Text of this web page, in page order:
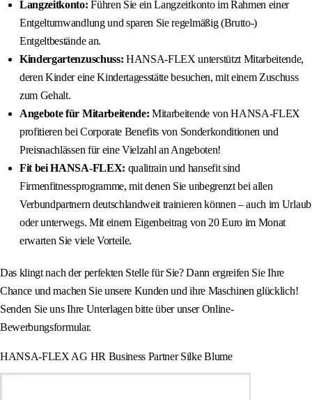
Langzeitkonto: Führen Sie ein Langzeitkonto im Rahmen einer
Entgeltumwandlung und sparen Sie regelmäßig (Brutto-)
Entgeltbestände an.
Kindergartenzuschuss: HANSA-FLEX unterstützt Mitarbeitende,
deren Kinder eine Kindertagesstätte besuchen, mit einem Zuschuss
zum Gehalt.
Angebote für Mitarbeitende: Mitarbeitende von HANSA-FLEX
profitieren bei Corporate Benefits von Sonderkonditionen und
Preisnachlässen für eine Vielzahl an Angeboten!
Fit bei HANSA-FLEX: qualitrain und hansefit sind
Firmenfitnessprogramme, mit denen Sie unbegrenzt bei allen
Verbundpartnern deutschlandweit trainieren können – auch im Urlaub
oder unterwegs. Mit einem Eigenbeitrag von 20 Euro im Monat
erwarten Sie viele Vorteile.
Das klingt nach der perfekten Stelle für Sie? Dann ergreifen Sie Ihre
Chance und machen Sie unsere Kunden und ihre Maschinen glücklich!
Senden Sie uns Ihre Unterlagen bitte über unser Online-
Bewerbungsformular.
HANSA-FLEX AG HR Business Partner Silke Blume